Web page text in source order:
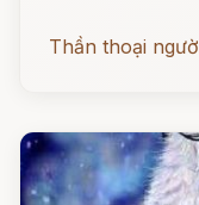
Thần thoại